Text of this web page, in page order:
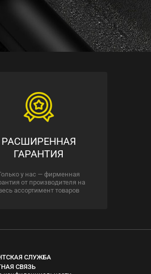
РАСШИРЕННАЯ
ГАРАНТИЯ
у нас — фирменная
от производителя на
ассортимент товаров
СЛУЖБА
СВЯЗЬ